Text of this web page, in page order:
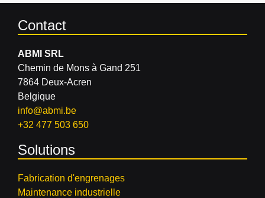
Contact
ABMI SRL
Chemin de Mons à Gand 251
7864 Deux-Acren
Belgique
info@abmi.be
+32 477 503 650
Solutions
Fabrication d'engrenages
Maintenance industrielle